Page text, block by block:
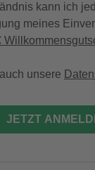
kann ich
meines
unsere
JETZT